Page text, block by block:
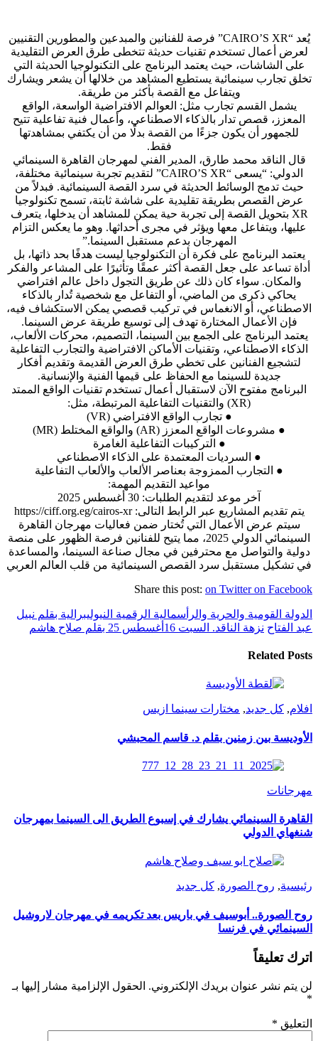
يُعد “CAIRO’S XR” فرصة للفنانين والمبدعين والمطورين التقنيين
لعرض أعمال تستخدم تقنيات حديثة تتخطى طرق العرض التقليدية
على الشاشات، حيث يعتمد البرنامج على التكنولوجيا الحديثة التي
تخلق تجارب سينمائية يستطيع المشاهد من خلالها أن يشعر ويشارك
ويتفاعل مع القصة بأكثر من طريقة.
يشمل القسم تجارب مثل: العوالم الافتراضية الواسعة، الواقع
المعزز، قصص تدار بالذكاء الاصطناعي، وأعمال فنية تفاعلية تتيح
للجمهور أن يكون جزءًا من القصة بدلًا من أن يكتفي بمشاهدتها
فقط.
قال الناقد محمد طارق، المدير الفني لمهرجان القاهرة السينمائي
الدولي: “يسعى “CAIRO’S XR” لتقديم تجربة سينمائية مختلفة،
حيث تدمج الوسائط الحديثة في سرد القصة السينمائية. فبدلاً من
عرض القصص بطريقة تقليدية على شاشة ثابتة، تسمح تكنولوجيا
XR بتحويل القصة إلى تجربة حية يمكن للمشاهد أن يدخلها، يتعرف
عليها، ويتفاعل معها ويؤثر في مجرى أحداثها. وهو ما يعكس التزام
المهرجان بدعم مستقبل السينما.”
يعتمد البرنامج على فكرة أن التكنولوجيا ليست هدفًا بحد ذاتها، بل
أداة تساعد على جعل القصة أكثر عمقًا وتأثيرًا على المشاعر والفكر
والمكان. سواء كان ذلك عن طريق التجول داخل عالم افتراضي
يحاكي ذكرى من الماضي، أو التفاعل مع شخصية تُدار بالذكاء
الاصطناعي، أو الانغماس في تركيب قصصي يمكن الاستكشاف فيه،
فإن الأعمال المختارة تهدف إلى توسيع طريقة عرض السينما.
يعتمد البرنامج على الجمع بين السينما، التصميم، محركات الألعاب،
الذكاء الاصطناعي، وتقنيات الأماكن الافتراضية والتجارب التفاعلية
لتشجيع الفنانين على تخطي طرق العرض القديمة وتقديم أفكار
جديدة للسينما مع الحفاظ على قيمها الفنية والإنسانية.
البرنامج مفتوح الآن لاستقبال أعمال تستخدم تقنيات الواقع الممتد
(XR) والتقنيات التفاعلية المرتبطة، مثل:
● تجارب الواقع الافتراضي (VR)
● مشروعات الواقع المعزز (AR) والواقع المختلط (MR)
● التركيبات التفاعلية الغامرة
● السرديات المعتمدة على الذكاء الاصطناعي
● التجارب الممزوجة بعناصر الألعاب والألعاب التفاعلية
مواعيد التقديم المهمة:
آخر موعد لتقديم الطلبات: 30 أغسطس 2025
يتم تقديم المشاريع عبر الرابط التالى: https://ciff.org.eg/cairos-xr
سيتم عرض الأعمال التي تُختار ضمن فعاليات مهرجان القاهرة
السينمائي الدولي 2025، مما يتيح للفنانين فرصة الظهور على منصة
دولية والتواصل مع محترفين في مجال صناعة السينما، والمساعدة
في تشكيل مستقبل سرد القصص السينمائية من قلب العالم العربي
Share this post: on Twitter on Facebook
الدولة القومية والحرية والرأسمالية الرقمية النيوليبرالية بقلم نبيل
عبد الفتاح نزهة الناقد. السبت 16أغسطس 25 بقلم صلاح هاشم
Related Posts
افلام, كل جديد, مختارات سينما ازيس
الأوديسة بين زمنين بقلم د. قاسم المحبشي
مهرجانات
القاهرة السينمائي يشارك في إسبوع الطريق الى السينما بمهرجان
شنغهاي الدولي
رئيسية, روح الصورة, كل جديد
روح الصورة.. أبوسيف في باريس بعد تكريمه في مهرجان لاروشيل
السينمائي في فرنسا
اترك تعليقاً
لن يتم نشر عنوان بريدك الإلكتروني. الحقول الإلزامية مشار إليها بـ
*
التعليق *